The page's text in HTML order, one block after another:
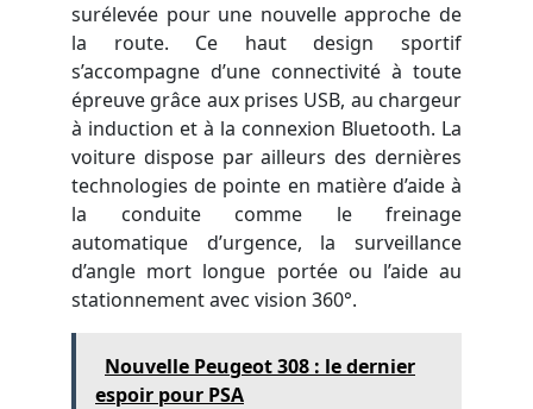
surélevée pour une nouvelle approche de
la route. Ce haut design sportif
s’accompagne d’une connectivité à toute
épreuve grâce aux prises USB, au chargeur
à induction et à la connexion Bluetooth. La
voiture dispose par ailleurs des dernières
technologies de pointe en matière d’aide à
la conduite comme le freinage
automatique d’urgence, la surveillance
d’angle mort longue portée ou l’aide au
stationnement avec vision 360°.
Nouvelle Peugeot 308 : le dernier
espoir pour PSA